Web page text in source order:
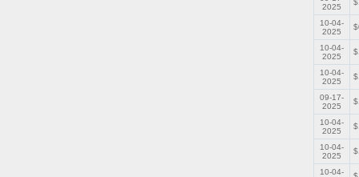
2025
10-04-
2025
10-04-
2025
10-04-
2025
09-17-
2025
10-04-
2025
10-04-
2025
10-04-